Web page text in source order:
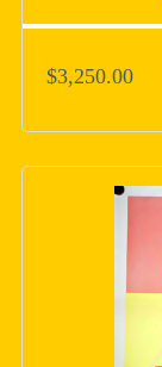
$3,250.00